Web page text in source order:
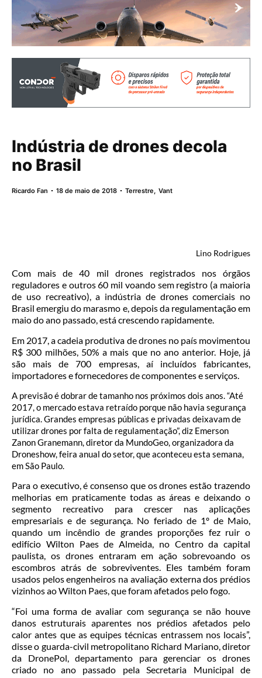
Indústria de drones decola
no Brasil
Ricardo Fan 18 de maio de 2018 Terrestre,Vant
Lino Rodrigues
Com mais de 40 mil drones registrados nos órgãos
reguladores e outros 60 mil voando sem registro (a maioria
de uso recreativo), a indústria de drones comerciais no
Brasil emergiu do marasmo e, depois da regulamentação em
maio do ano passado, está crescendo rapidamente.
Em 2017, a cadeia produtiva de drones no país movimentou
R$ 300 milhões, 50% a mais que no ano anterior. Hoje, já
são mais de 700 empresas, aí incluídos fabricantes,
importadores e fornecedores de componentes e serviços.
A previsão é dobrar de tamanho nos próximos dois anos. “Até
2017, o mercado estava retraído porque não havia segurança
jurídica. Grandes empresas públicas e privadas deixavam de
utilizar drones por falta de regulamentação”, diz Emerson
Zanon Granemann, diretor da MundoGeo, organizadora da
Droneshow, feira anual do setor, que aconteceu esta semana,
em São Paulo.
Para o executivo, é consenso que os drones estão trazendo
melhorias em praticamente todas as áreas e deixando o
segmento recreativo para crescer nas aplicações
empresariais e de segurança. No feriado de 1º de Maio,
quando um incêndio de grandes proporções fez ruir o
edifício Wilton Paes de Almeida, no Centro da capital
paulista, os drones entraram em ação sobrevoando os
escombros atrás de sobreviventes. Eles também foram
usados pelos engenheiros na avaliação externa dos prédios
vizinhos ao Wilton Paes, que foram afetados pelo fogo.
“Foi uma forma de avaliar com segurança se não houve
danos estruturais aparentes nos prédios afetados pelo
calor antes que as equipes técnicas entrassem nos locais”,
disse o guarda-civil metropolitano Richard Mariano, diretor
da DronePol, departamento para gerenciar os drones
criado no ano passado pela Secretaria Municipal de